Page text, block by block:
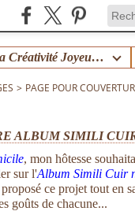
KEPSI "La Créativité Joyeuse en Famille" !
> PAGE POUR
ALBUM SIMILI
, mon hôtesse
sur l'Album Simili Cuir
ce projet tout en
goûts de chacune...